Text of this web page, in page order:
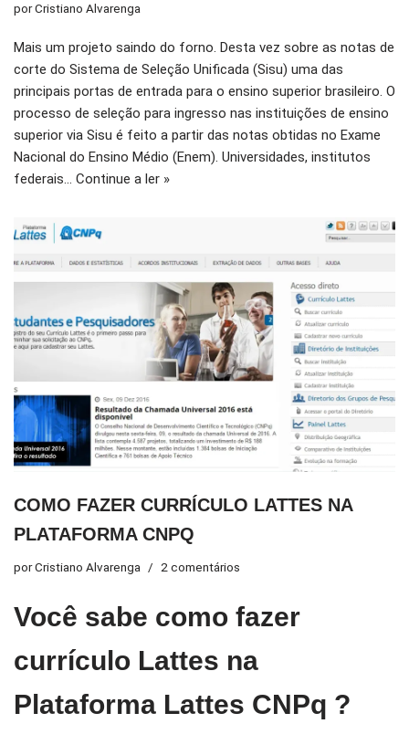
porCristiano Alvarenga
Mais um projeto saindo do forno. Desta vez sobre as notas de
corte do Sistema de Seleção Unificada (Sisu) uma das
principais portas de entrada para o ensino superior brasileiro. O
processo de seleção para ingresso nas instituições de ensino
superior via Sisu é feito a partir das notas obtidas no Exame
Nacional do Ensino Médio (Enem). Universidades, institutos
federais… Continue a ler »
COMO FAZER CURRÍCULO LATTES NA
PLATAFORMA CNPQ
porCristiano Alvarenga 2 comentários
Você sabe como fazer
currículo Lattes na
Plataforma Lattes CNPq ?